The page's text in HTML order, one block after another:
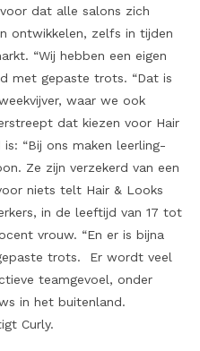
dat alle salons zich
ontwikkelen, zelfs in tijden
“Wij hebben een eigen
met gepaste trots. “Dat is
waar we ook
dat kiezen voor Hair
“Bij ons maken leerling-
Ze zijn verzekerd van een
niets telt Hair & Looks
in de leeftijd van 17 tot
vrouw. “En er is bijna
trots. Er wordt veel
teamgevoel, onder
in het buitenland.
Curly.